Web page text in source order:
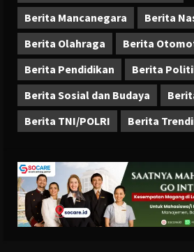
Berita Mancanegara
Berita
Berita Olahraga
Berita
Berita Pendidikan
Berita
Berita Sosial dan Budaya
Berita TNI/POLRI
Berita